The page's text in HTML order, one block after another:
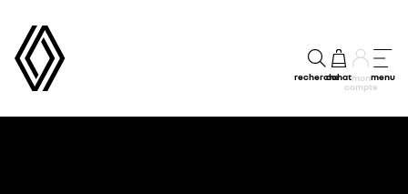
rechercheachatmon
compte
menu